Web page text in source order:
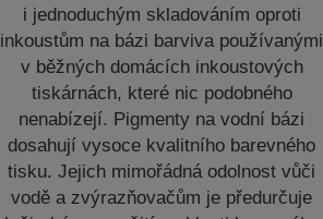
i jednoduchým skladováním oproti
inkoustům na bázi barviva používanými
v běžných domácích inkoustových
tiskárnách, které nic podobného
nenabízejí. Pigmenty na vodní bázi
dosahují vysoce kvalitního barevného
tisku. Jejich mimořádná odolnost vůči
vodě a zvýrazňovačům je předurčuje